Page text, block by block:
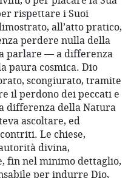
rispettare i Suoi
all’atto pratico,
perdere nulla della
parlare — a differenza
paura cosmica. Dio
scongiurato, tramite
il perdono dei peccati e
differenza della Natura
ascoltare, ed
Le chiese,
divina,
fin nel minimo dettaglio,
per indurre Dio,